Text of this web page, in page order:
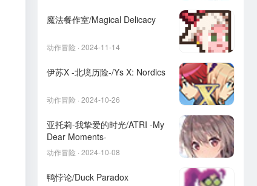
魔法餐作室/Magical Delicacy
动作冒险 · 2024-11-14
伊苏X -北境历险-/Ys X: Nordics
动作冒险 · 2024-10-26
亚托莉-我挚爱的时光/ATRI -My
Dear Moments-
动作冒险 · 2024-10-08
鸭悖论/Duck Paradox